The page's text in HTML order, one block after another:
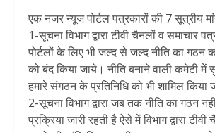
एक नजर न्यूज पोर्टल पत्रकारों की 7 सूत्रीय
1-सूचना विभाग द्वारा टीवी चैनलों व समाचार
पोर्टलों के लिए भी जल्द से जल्द नीति का गठन
को बंद किया जाये। नीति बनाने वाली कमेटी
हमारे संगठन के प्रतिनिधि को भी शामिल किया
2-सूचना विभाग द्वारा जब तक नीति का गठन
प्रक्रिया जारी रहती है ऐसे में विभाग द्वारा